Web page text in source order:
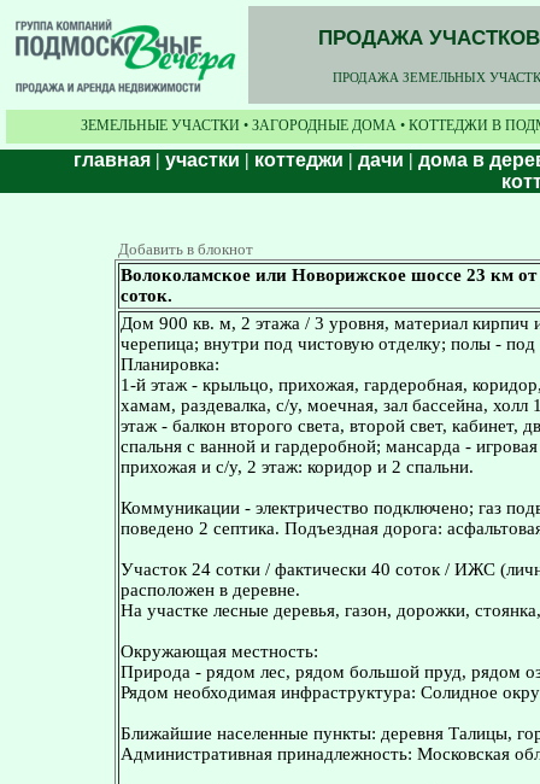
ПРОДАЖА
ПРОДАЖА ЗЕМЕЛЬНЫХ
ЗЕМЕЛЬНЫЕ УЧАСТКИ • ЗАГОРОДНЫЕ ДОМА • КОТТЕДЖИ В
главная | участки | коттеджи | дачи | дома в
Добавить в блокнот
Волоколамское или Новорижское шоссе 23 км
соток.
Дом 900 кв. м, 2 этажа / 3 уровня, материал кирпич
черепица; внутри под чистовую отделку; полы - под
Планировка:
1-й этаж - крыльцо, прихожая, гардеробная,
хамам, раздевалка, с/у, моечная, зал бассейна, холл
этаж - балкон второго света, второй свет, кабинет,
спальня с ванной и гардеробной; мансарда -
прихожая и с/у, 2 этаж: коридор и 2 спальни.
Коммуникации - электричество подключено; газ
поведено 2 септика. Подъездная дорога:
Участок 24 сотки / фактически 40 соток / ИЖС
расположен в деревне.
На участке лесные деревья, газон, дорожки,
Окружающая местность:
Природа - рядом лес, рядом большой пруд, рядом
Рядом необходимая инфраструктура: Солидное
Ближайшие населенные пункты: деревня Талицы,
Административная принадлежность: Московская